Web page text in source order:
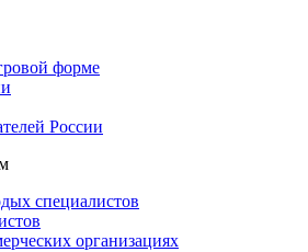
форме
России
специалистов
организациях